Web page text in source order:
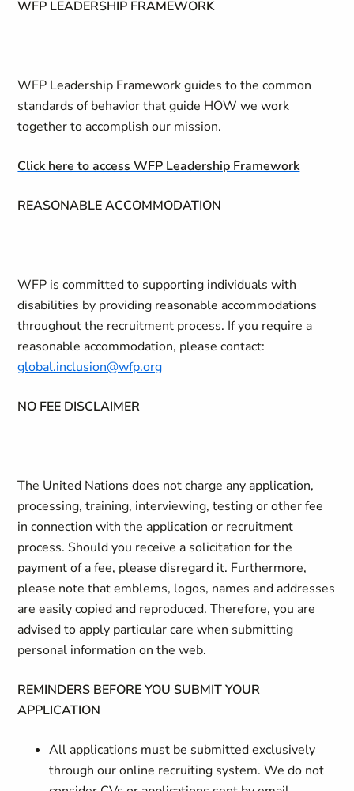
WFP LEADERSHIP FRAMEWORK
WFP Leadership Framework guides to the common
standards of behavior that guide HOW we work
together to accomplish our mission.
Click here to access WFP Leadership Framework
REASONABLE ACCOMMODATION
WFP is committed to supporting individuals with
disabilities by providing reasonable accommodations
throughout the recruitment process. If you require a
reasonable accommodation, please contact:
global.inclusion@wfp.org
NO FEE DISCLAIMER
The United Nations does not charge any application,
processing, training, interviewing, testing or other fee
in connection with the application or recruitment
process. Should you receive a solicitation for the
payment of a fee, please disregard it. Furthermore,
please note that emblems, logos, names and addresses
are easily copied and reproduced. Therefore, you are
advised to apply particular care when submitting
personal information on the web.
REMINDERS BEFORE YOU SUBMIT YOUR
APPLICATION
All applications must be submitted exclusively
through our online recruiting system. We do not